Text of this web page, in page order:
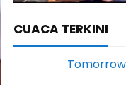
CUACA TERKINI